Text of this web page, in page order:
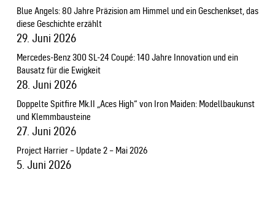
Blue Angels: 80 Jahre Präzision am Himmel und ein Geschenkset, das
diese Geschichte erzählt
29. Juni 2026
Mercedes-Benz 300 SL-24 Coupé: 140 Jahre Innovation und ein
Bausatz für die Ewigkeit
28. Juni 2026
Doppelte Spitfire Mk.II „Aces High“ von Iron Maiden: Modellbaukunst
und Klemmbausteine
27. Juni 2026
Project Harrier – Update 2 – Mai 2026
5. Juni 2026